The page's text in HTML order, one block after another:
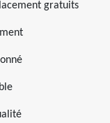
gratuits